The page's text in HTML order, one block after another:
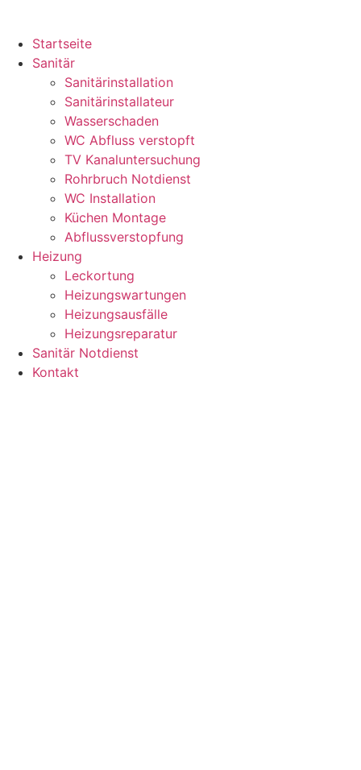
Startseite
Sanitär
Sanitärinstallation
Sanitärinstallateur
Wasserschaden
WC Abfluss verstopft
TV Kanaluntersuchung
Rohrbruch Notdienst
WC Installation
Küchen Montage
Abflussverstopfung
Heizung
Leckortung
Heizungswartungen
Heizungsausfälle
Heizungsreparatur
Sanitär Notdienst
Kontakt